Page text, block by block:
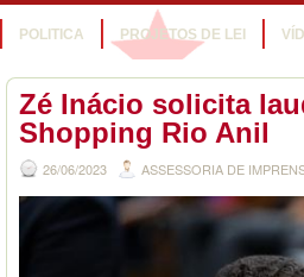
POLITICA PROJETOS DE LEI
Zé Inácio solicita
Shopping Rio Anil
26/06/2023 ASSESSORIA DE